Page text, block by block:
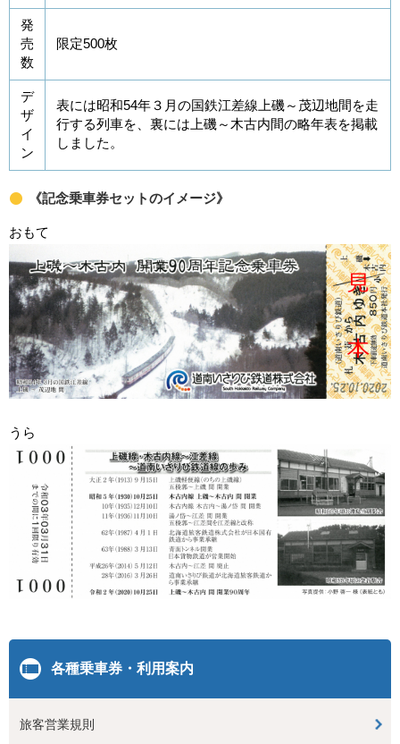
発
売
数
限定500枚
デ
ザ
イ
ン
表には昭和54年３月の国鉄江差線上磯～茂辺地間を走
行する列車を、裏には上磯～木古内間の略年表を掲載
しました。
《記念乗車券セットのイメージ》
おもて
うら
各種乗車券・利用案内
旅客営業規則